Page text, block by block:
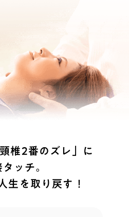
椎2番のズレ」に
ッチ。
生を取り戻す！